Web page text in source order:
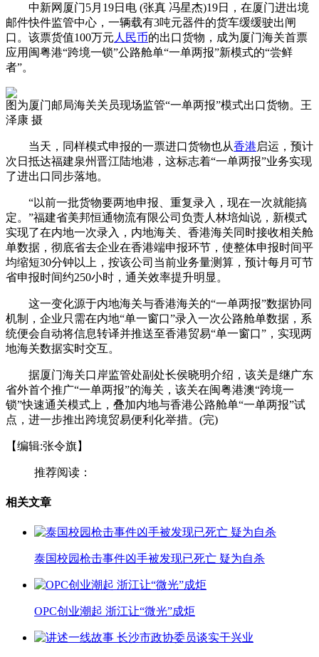
中新网厦门5月19日电 (张真 冯星杰)19日，在厦门进出境
邮件快件监管中心，一辆载有3吨元器件的货车缓缓驶出闸
口。该票货值100万元 人民币的出口货物，成为厦门海关首票
应用闽粤港“跨境一锁”公路舱单“一单两报”新模式的“尝鲜
者”。
图为厦门邮局海关关员现场监管“一单两报”模式出口货物。王
泽康 摄
当天，同样模式申报的一票进口货物也从香港 启运，预计
次日抵达福建泉州晋江陆地港，这标志着“一单两报”业务实现
了进出口同步落地。
“以前一批货物要两地申报、重复录入，现在一次就能搞
定。”福建省美邦恒通物流有限公司负责人林培灿说，新模式
实现了在内地一次录入，内地海关、香港海关同时接收相关舱
单数据，彻底省去企业在香港端申报环节，使整体申报时间平
均缩短30分钟以上，按该公司当前业务量测算，预计每月可节
省申报时间约250小时，通关效率提升明显。
这一变化源于内地海关与香港海关的“一单两报”数据协同
机制，企业只需在内地“单一窗口”录入一次公路舱单数据，系
统便会自动将信息转译并推送至香港贸易“单一窗口”，实现两
地海关数据实时交互。
据厦门海关口岸监管处副处长侯晓明介绍，该关是继广东
省外首个推广“一单两报”的海关，该关在闽粤港澳“跨境一
锁”快速通关模式上，叠加内地与香港公路舱单“一单两报”试
点，进一步推出跨境贸易便利化举措。(完)
【编辑:张令旗】
推荐阅读：
相关文章
泰国校园枪击事件凶手被发现已死亡 疑为自杀
OPC创业潮起 浙江让“微光”成炬